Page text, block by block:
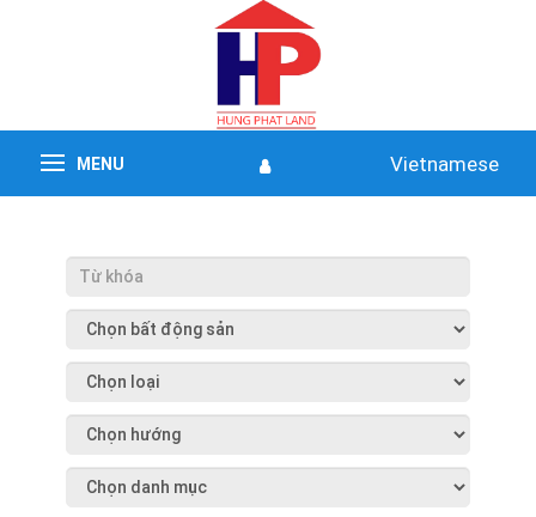
MENU Vietnamese